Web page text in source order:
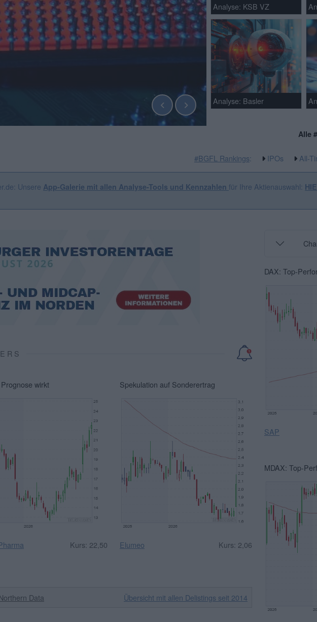
Analyse: KSB VZ
Analyse: Basler
Alle
#BGFL Rankings: IPOs All-
Unsere App-Galerie mit allen Analyse-Tools und Kennzahlen für Ihre Aktienauswahl:
wirkt
Kurs: 22,50
Spekulation auf Sonderertrag
Elumeo Kurs: 2,06
Data Übersicht mit allen Delistings seit 2014
DAX: Top-
SAP
MDAX: Top-